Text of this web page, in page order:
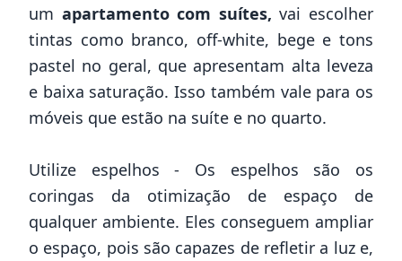
um apartamento com suítes, vai escolher
tintas como branco, off-white, bege e tons
pastel no geral, que apresentam alta leveza
e baixa saturação. Isso também vale para os
móveis que estão na suíte e no quarto.
Utilize espelhos - Os espelhos são os
coringas da otimização de espaço de
qualquer ambiente. Eles conseguem ampliar
o espaço, pois são capazes de refletir a luz e,